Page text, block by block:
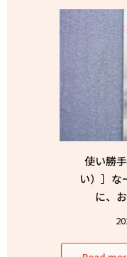
使い勝
い）］な
に、